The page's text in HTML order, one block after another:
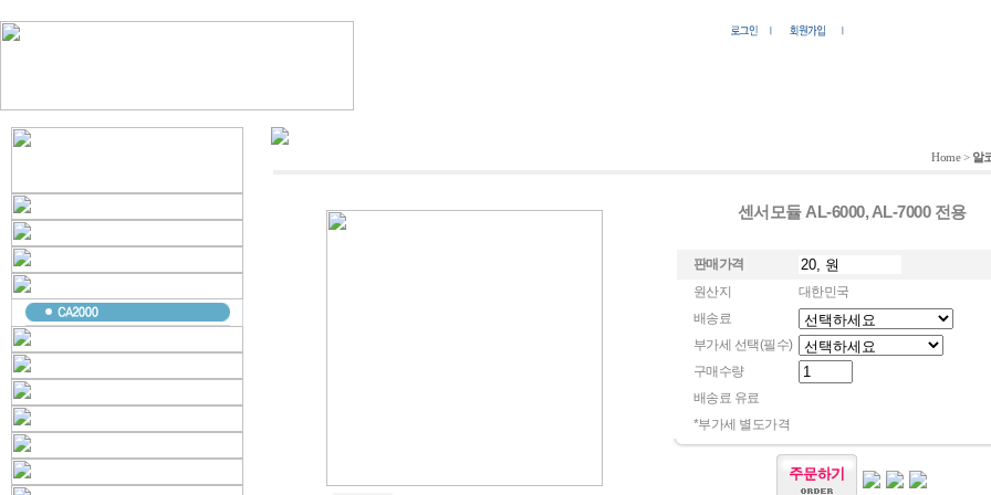
Home> 알
센서모듈 AL-6000, AL-7000 전용
판매가격
원산지
대한민국
배송료
부가세 선택(필수)
구매수량
배송료 유료
*부가세 별도가격